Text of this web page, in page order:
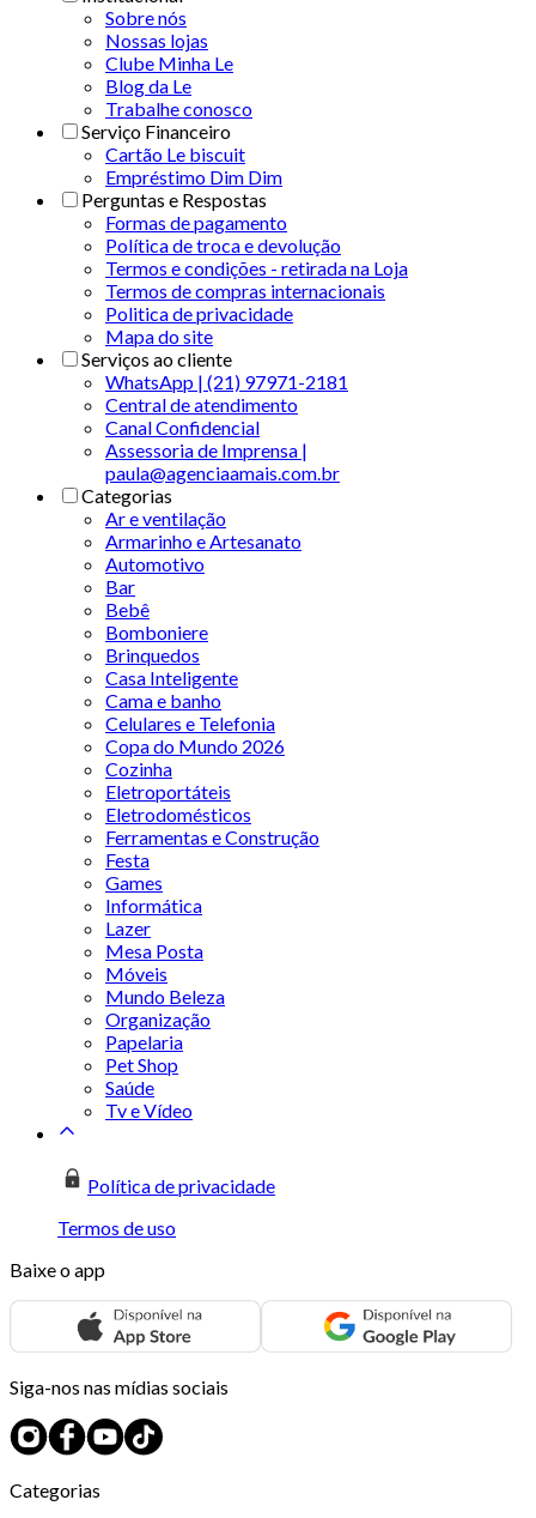
Sobre nós
Nossas lojas
Clube Minha Le
Blog da Le
Trabalhe conosco
Serviço Financeiro
Cartão Le biscuit
Empréstimo Dim Dim
Perguntas e Respostas
Formas de pagamento
Política de troca e devolução
Termos e condições - retirada na Loja
Termos de compras internacionais
Politica de privacidade
Mapa do site
Serviços ao cliente
WhatsApp | (21) 97971-2181
Central de atendimento
Canal Confidencial
Assessoria de Imprensa |
paula@agenciaamais.com.br
Categorias
Ar e ventilação
Armarinho e Artesanato
Automotivo
Bar
Bebê
Bomboniere
Brinquedos
Casa Inteligente
Cama e banho
Celulares e Telefonia
Copa do Mundo 2026
Cozinha
Eletroportáteis
Eletrodomésticos
Ferramentas e Construção
Festa
Games
Informática
Lazer
Mesa Posta
Móveis
Mundo Beleza
Organização
Papelaria
Pet Shop
Saúde
Tv e Vídeo
Política de privacidade
Termos de uso
Baixe o app
Siga-nos nas mídias sociais
Categorias